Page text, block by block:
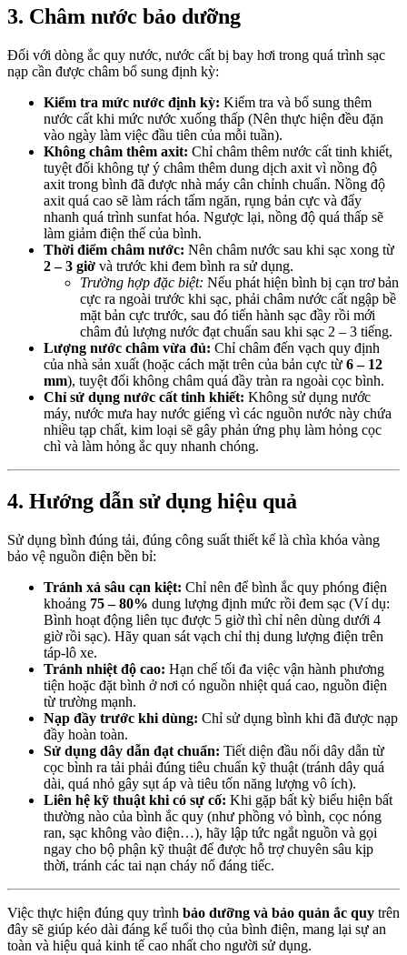
3. Châm nước bảo dưỡng
Đối với dòng ắc quy nước, nước cất bị bay hơi trong quá trình sạc
nạp cần được châm bổ sung định kỳ:
Kiểm tra mức nước định kỳ: Kiểm tra và bổ sung thêm
nước cất khi mức nước xuống thấp (Nên thực hiện đều đặn
vào ngày làm việc đầu tiên của mỗi tuần).
Không châm thêm axit: Chỉ châm thêm nước cất tinh khiết,
tuyệt đối không tự ý châm thêm dung dịch axit vì nồng độ
axit trong bình đã được nhà máy cân chỉnh chuẩn. Nồng độ
axit quá cao sẽ làm rách tấm ngăn, rụng bản cực và đẩy
nhanh quá trình sunfat hóa. Ngược lại, nồng độ quá thấp sẽ
làm giảm điện thế của bình.
Thời điểm châm nước: Nên châm nước sau khi sạc xong từ
2 – 3 giờ và trước khi đem bình ra sử dụng.
Trường hợp đặc biệt: Nếu phát hiện bình bị cạn trơ bản
cực ra ngoài trước khi sạc, phải châm nước cất ngập bề
mặt bản cực trước, sau đó tiến hành sạc đầy rồi mới
châm đủ lượng nước đạt chuẩn sau khi sạc 2 – 3 tiếng.
Lượng nước châm vừa đủ: Chỉ châm đến vạch quy định
của nhà sản xuất (hoặc cách mặt trên của bản cực từ 6 – 12
mm), tuyệt đối không châm quá đầy tràn ra ngoài cọc bình.
Chỉ sử dụng nước cất tinh khiết: Không sử dụng nước
máy, nước mưa hay nước giếng vì các nguồn nước này chứa
nhiều tạp chất, kim loại sẽ gây phản ứng phụ làm hỏng cọc
chì và làm hỏng ắc quy nhanh chóng.
4. Hướng dẫn sử dụng hiệu quả
Sử dụng bình đúng tải, đúng công suất thiết kế là chìa khóa vàng
bảo vệ nguồn điện bền bỉ:
Tránh xả sâu cạn kiệt: Chỉ nên để bình ắc quy phóng điện
khoảng 75 – 80% dung lượng định mức rồi đem sạc (Ví dụ:
Bình hoạt động liên tục được 5 giờ thì chỉ nên dùng dưới 4
giờ rồi sạc). Hãy quan sát vạch chỉ thị dung lượng điện trên
táp-lô xe.
Tránh nhiệt độ cao: Hạn chế tối đa việc vận hành phương
tiện hoặc đặt bình ở nơi có nguồn nhiệt quá cao, nguồn điện
từ trường mạnh.
Nạp đầy trước khi dùng: Chỉ sử dụng bình khi đã được nạp
đầy hoàn toàn.
Sử dụng dây dẫn đạt chuẩn: Tiết diện đầu nối dây dẫn từ
cọc bình ra tải phải đúng tiêu chuẩn kỹ thuật (tránh dây quá
dài, quá nhỏ gây sụt áp và tiêu tốn năng lượng vô ích).
Liên hệ kỹ thuật khi có sự cố: Khi gặp bất kỳ biểu hiện bất
thường nào của bình ắc quy (như phồng vỏ bình, cọc nóng
ran, sạc không vào điện…), hãy lập tức ngắt nguồn và gọi
ngay cho bộ phận kỹ thuật để được hỗ trợ chuyên sâu kịp
thời, tránh các tai nạn cháy nổ đáng tiếc.
Việc thực hiện đúng quy trình bảo dưỡng và bảo quản ắc quy trên
đây sẽ giúp kéo dài đáng kể tuổi thọ của bình điện, mang lại sự an
toàn và hiệu quả kinh tế cao nhất cho người sử dụng.